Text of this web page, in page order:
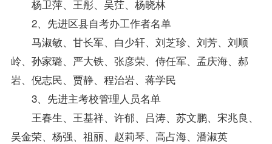
杨卫萍、王彤、吴茳、杨晓林
2、先进区县自考办工作者名单
马淑敏、甘长军、白少轩、刘芝珍、刘芳、刘顺
岭、孙家璐、严大铁、张彦荣、侍任军、孟庆海、郝
岩、倪志民、贾静、程治岩、蒋学民
3、先进主考校管理人员名单
王春生、王基祥、许郁、吕涛、苏文鹏、宋兆良、
吴金荣、杨强、祖丽、赵莉琴、高占海、潘淑英